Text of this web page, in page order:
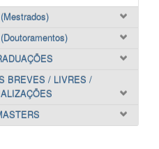
BREVES / LIVRES /